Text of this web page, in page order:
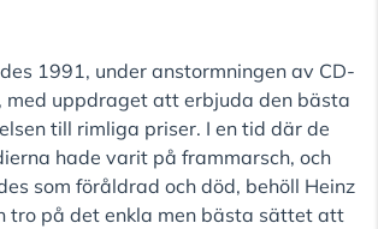
1991, under anstormningen av CD-
med uppdraget att erbjuda den bästa
till rimliga priser. I en tid där de
hade varit på frammarsch, och
som föråldrad och död, behöll Heinz
tro på det enkla men bästa sättet att